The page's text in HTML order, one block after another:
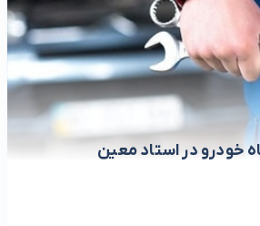
خودرو در استاد معین